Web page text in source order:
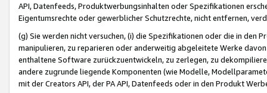
API, Datenfeeds, Produktwerbungsinhalten oder Spezifikationen
Eigentumsrechte oder gewerblicher Schutzrechte, nicht entfernen,
(g) Sie werden nicht versuchen, (i) die Spezifikationen oder die in
manipulieren, zu reparieren oder anderweitig abgeleitete Werke
enthaltene Software zurückzuentwickeln, zu zerlegen, zu
andere zugrunde liegende Komponenten (wie Modelle,
mit der Creators API, der PA API, Datenfeeds oder in den Produkt